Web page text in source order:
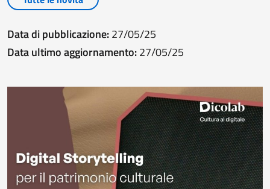
Data di pubblicazione:27/05/25
Data ultimo aggiornamento:27/05/25